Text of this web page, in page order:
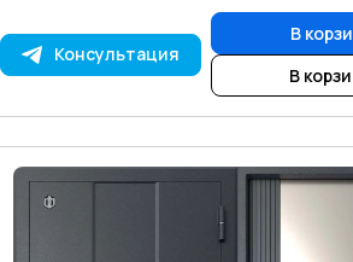
Консультация
В
В